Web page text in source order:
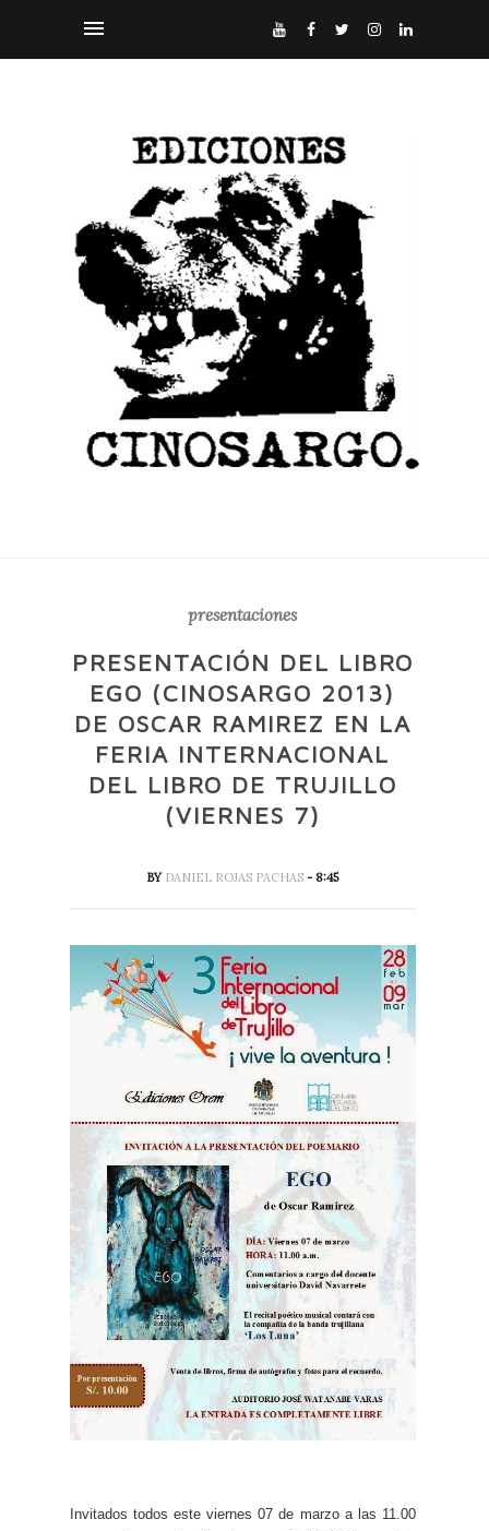
presentaciones
PRESENTACIÓN DEL LIBRO
EGO (CINOSARGO 2013)
DE OSCAR RAMIREZ EN LA
FERIA INTERNACIONAL
DEL LIBRO DE TRUJILLO
(VIERNES 7)
BY DANIEL ROJAS PACHAS- 8:45
Invitados todos este viernes 07 de marzo a las 11.00